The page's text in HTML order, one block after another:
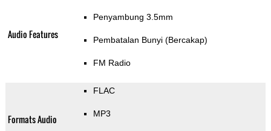
Audio Features
Penyambung 3.5mm
Pembatalan Bunyi (Bercakap)
FM Radio
Formats Audio
FLAC
MP3